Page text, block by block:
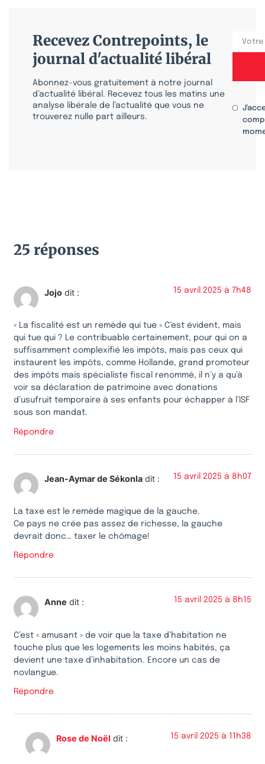
Recevez Contrepoints, le
journal d'actualité libéral
Abonnez-vous gratuitement à notre journal
d’actualité libéral. Recevez tous les matins une
analyse libérale de l’actualité que vous ne
trouverez nulle part ailleurs.
25 réponses
Jojo dit : 15 avril 2025 à 7h48
« La fiscalité est un remède qui tue » C’est évident, mais
qui tue qui ? Le contribuable certainement, pour qui on a
suffisamment complexifié les impôts, mais pas ceux qui
instaurent les impôts, comme Hollande, grand promoteur
des impôts mais spécialiste fiscal renommé, il n’y a qu’à
voir sa déclaration de patrimoine avec donations
d’usufruit temporaire à ses enfants pour échapper à l’ISF
sous son mandat.
Répondre
Jean-Aymar de Sékonla dit : 15 avril 2025 à 8h07
La taxe est le remède magique de la gauche.
Ce pays ne crée pas assez de richesse, la gauche
devrait donc… taxer le chômage!
Répondre
Anne dit : 15 avril 2025 à 8h15
C’est « amusant » de voir que la taxe d’habitation ne
touche plus que les logements les moins habités, ça
devient une taxe d’inhabitation. Encore un cas de
novlangue.
Répondre
Rose de Noël dit : 15 avril 2025 à 11h38